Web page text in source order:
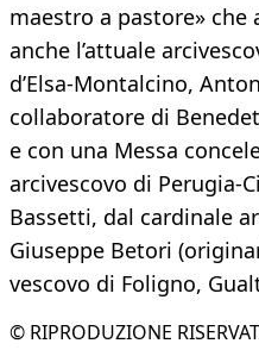
maestro a pastore» che
anche l’attuale
d’Elsa-Montalcino,
collaboratore di
e con una Messa
arcivescovo di Perugia-
Bassetti, dal cardinale
Giuseppe Betori
vescovo di Foligno,
© RIPRODUZIONE